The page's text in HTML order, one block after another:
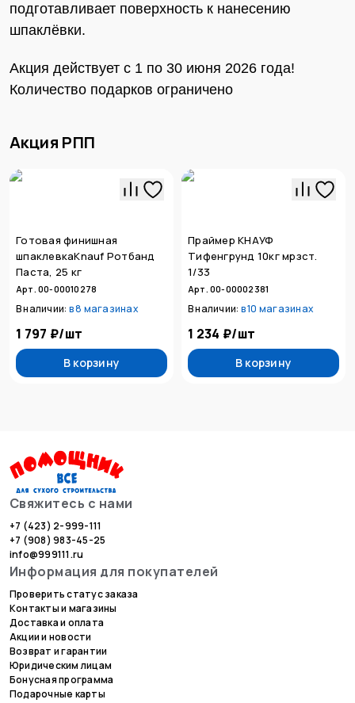
подготавливает поверхность к нанесению
шпаклёвки.
Акция действует с 1 по 30 июня 2026 года!
Количество подарков ограничено
Акция РПП
Готовая финишная
шпаклевкаKnauf Ротбанд
Паста, 25 кг
Арт. 00-00010278
В наличии: в8 магазинах
1 797 ₽/шт
В корзину
Праймер КНАУФ
Тифенгрунд 10кг мрзст.
1/33
Арт. 00-00002381
В наличии: в10 магазинах
1 234 ₽/шт
В корзину
Свяжитесь с нами
+7 (423) 2-999-111
+7 (908) 983-45-25
info@999111.ru
Информация для покупателей
Проверить статус заказа
Контакты и магазины
Доставка и оплата
Акции и новости
Возврат и гарантии
Юридическим лицам
Бонусная программа
Подарочные карты